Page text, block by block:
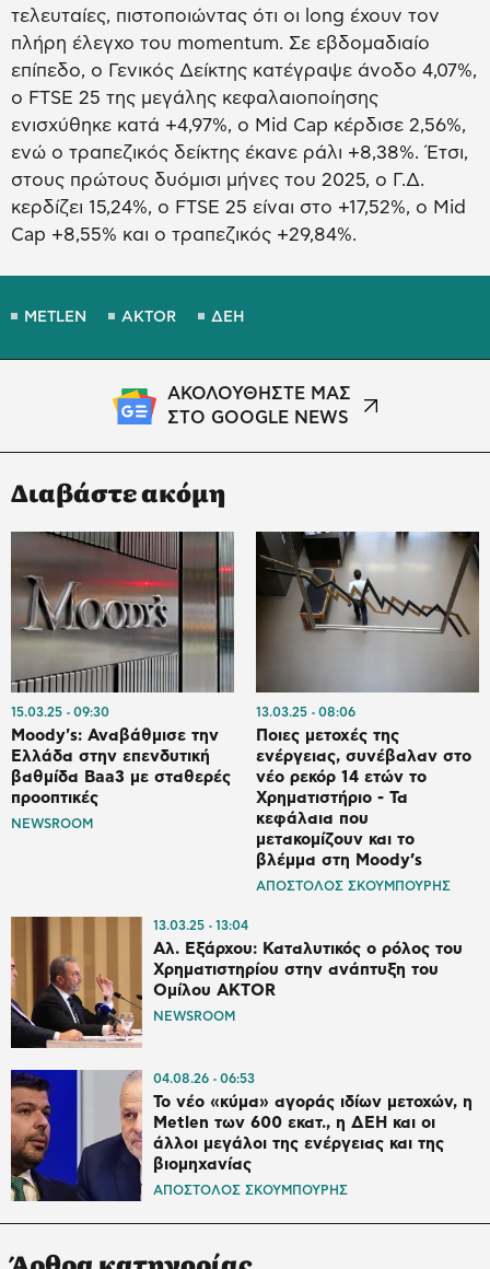
τελευταίες, πιστοποιώντας ότι οι long έχουν τον
πλήρη έλεγχο του momentum. Σε εβδομαδιαίο
επίπεδο, ο Γενικός Δείκτης κατέγραψε άνοδο 4,07%,
o FTSE 25 της μεγάλης κεφαλαιοποίησης
ενισχύθηκε κατά +4,97%, ο Mid Cap κέρδισε 2,56%,
ενώ ο τραπεζικός δείκτης έκανε ράλι +8,38%. Έτσι,
στους πρώτους δυόμισι μήνες του 2025, ο Γ.Δ.
κερδίζει 15,24%, ο FTSE 25 είναι στο +17,52%, ο Mid
Cap +8,55% και ο τραπεζικός +29,84%.
METLEN AKTOR ΔΕΗ
ΑΚΟΛΟΥΘΗΣΤΕ ΜΑΣ
ΣΤΟ GOOGLE NEWS
Διαβάστε ακόμη
15.03.25 09:30
Moody's: Αναβάθμισε την
Ελλάδα στην επενδυτική
βαθμίδα Baa3 με σταθερές
προοπτικές
NEWSROOM
13.03.25 08:06
Ποιες μετοχές της
ενέργειας, συνέβαλαν στο
νέο ρεκόρ 14 ετών το
Χρηματιστήριο - Τα
κεφάλαια που
μετακομίζουν και το
βλέμμα στη Moody’s
ΑΠΟΣΤΟΛΟΣ ΣΚΟΥΜΠΟΥΡΗΣ
13.03.25 13:04
Αλ. Εξάρχου: Καταλυτικός ο ρόλος του
Χρηματιστηρίου στην ανάπτυξη του
Ομίλου AKTOR
NEWSROOM
04.08.26 06:53
Το νέο «κύμα» αγοράς ιδίων μετοχών, η
Metlen των 600 εκατ., η ΔΕΗ και οι
άλλοι μεγάλοι της ενέργειας και της
βιομηχανίας
ΑΠΟΣΤΟΛΟΣ ΣΚΟΥΜΠΟΥΡΗΣ